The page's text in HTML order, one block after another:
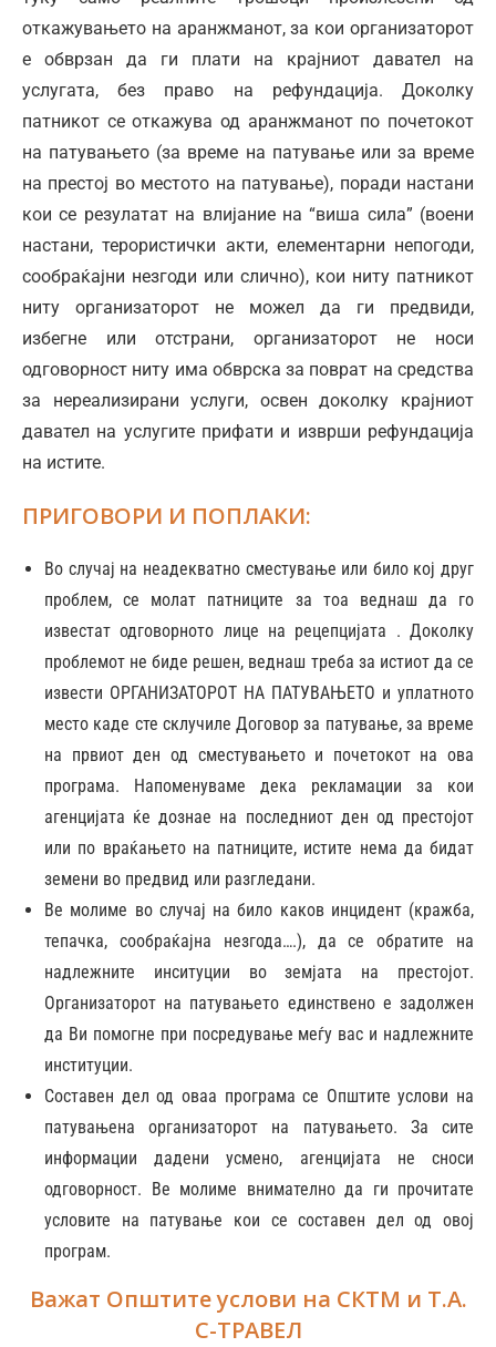
откажувањето на аранжманот, за кои организаторот
е обврзан да ги плати на крајниот давател на
услугата, без право на рефундација. Доколку
патникот се откажува од аранжманот по почетокот
на патувањето (за време на патување или за време
на престој во местото на патување), поради настани
кои се резулатат на влијание на “виша сила” (воени
настани, терористички акти, елементарни непогоди,
сообраќајни незгоди или слично), кои ниту патникот
ниту организаторот не можел да ги предвиди,
избегне или отстрани, организаторот не носи
одговорност ниту има обврска за поврат на средства
за нереализирани услуги, освен доколку крајниот
давател на услугите прифати и изврши рефундација
на истите.
ПРИГОВОРИ И ПОПЛАКИ:
Во случај на неадекватно сместување или било кој друг
проблем, се молат патниците за тоа веднаш да го
известат одговорното лице на рецепцијата . Доколку
проблемот не биде решен, веднаш треба за истиот да се
извести ОРГАНИЗАТОРОТ НА ПАТУВАЊЕТО и уплатното
место каде сте склучиле Договор за патување, за време
на првиот ден од сместувањето и почетокот на ова
програма. Напоменуваме дека рекламации за кои
агенцијата ќе дознае на последниот ден од престојот
или по враќањето на патниците, истите нема да бидат
земени во предвид или разгледани.
Ве молиме во случај на било каков инцидент (кражба,
тепачка, сообраќајна незгода….), да се обратите на
надлежните инситуции во земјата на престојот.
Организаторот на патувањето единствено е задолжен
да Ви помогне при посредување меѓу вас и надлежните
институции.
Составен дел од оваа програма се Општите услови на
патувањена организаторот на патувањето. За сите
информации дадени усмено, агенцијата не сноси
одговорност. Ве молиме внимателно да ги прочитате
условите на патување кои се составен дел од овој
програм.
Важат Општите услови на СКТМ и Т.А.
С-ТРАВЕЛ